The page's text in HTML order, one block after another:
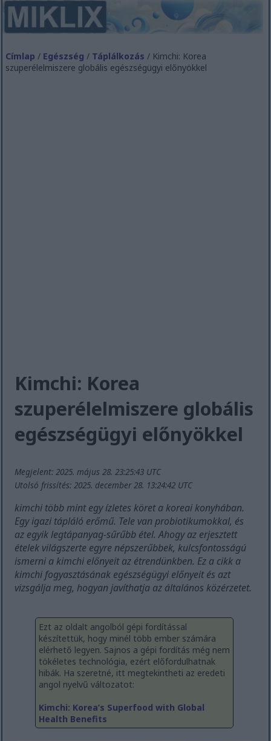
Címlap / Egészség / Táplálkozás / Kimchi: Korea
szuperélelmiszere globális egészségügyi előnyökkel
Kimchi: Korea
szuperélelmiszere globális
egészségügyi előnyökkel
Megjelent: 2025. május 28. 23:25:43 UTC
Utolsó frissítés: 2025. december 28. 13:24:42 UTC
kimchi több mint egy ízletes köret a koreai konyhában.
Egy igazi tápláló erőmű. Tele van probiotikumokkal, és
az egyik legtápanyag-sűrűbb étel. Ahogy az erjesztett
ételek világszerte egyre népszerűbbek, kulcsfontosságú
ismerni a kimchi előnyeit az étrendünkben. Ez a cikk a
kimchi fogyasztásának egészségügyi előnyeit és azt
vizsgálja meg, hogyan javíthatja az általános közérzetet.
Ezt az oldalt angolból gépi fordítással
készítettük, hogy minél több ember számára
elérhető legyen. Sajnos a gépi fordítás még nem
tökéletes technológia, ezért előfordulhatnak
hibák. Ha szeretné, itt megtekintheti az eredeti
angol nyelvű változatot:
Kimchi: Korea’s Superfood with Global
Health Benefits